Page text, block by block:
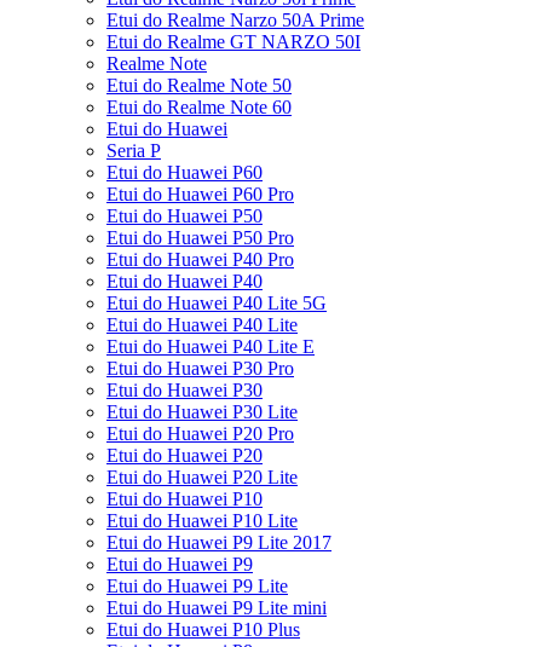
Etui do Realme Narzo 50A Prime
Etui do Realme GT NARZO 50I
Realme Note
Etui do Realme Note 50
Etui do Realme Note 60
Etui do Huawei
Seria P
Etui do Huawei P60
Etui do Huawei P60 Pro
Etui do Huawei P50
Etui do Huawei P50 Pro
Etui do Huawei P40 Pro
Etui do Huawei P40
Etui do Huawei P40 Lite 5G
Etui do Huawei P40 Lite
Etui do Huawei P40 Lite E
Etui do Huawei P30 Pro
Etui do Huawei P30
Etui do Huawei P30 Lite
Etui do Huawei P20 Pro
Etui do Huawei P20
Etui do Huawei P20 Lite
Etui do Huawei P10
Etui do Huawei P10 Lite
Etui do Huawei P9 Lite 2017
Etui do Huawei P9
Etui do Huawei P9 Lite
Etui do Huawei P9 Lite mini
Etui do Huawei P10 Plus